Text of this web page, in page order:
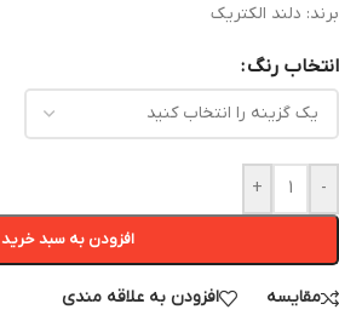
برند: دلند الکتریک
انتخاب رنگ
-
+
افزودن به سبد خرید
مقایسه افزودن به علاقه مندی